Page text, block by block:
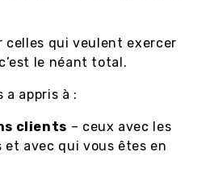
celles qui veulent exercer
le néant total.
appris à :
clients – ceux avec les
et avec qui vous êtes en